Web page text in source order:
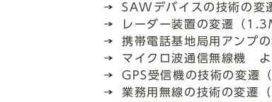
SAWデバイスの技術の変
レーダー装置の変遷（
携帯電話基地局用アンプ
マイクロ波通信無線機
GPS受信機の技術の変遷
業務用無線の技術の変遷